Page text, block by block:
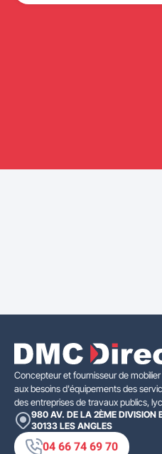
Concepteur et fournisseur de mobilier
aux besoins d'équipements des
des entreprises de travaux publics,
980 AV. DE LA 2ÈME DIVISION
30133 LES ANGLES
04 66 74 69 70